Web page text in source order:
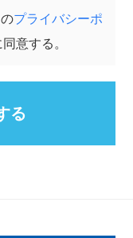
プライバシーポ
意する。